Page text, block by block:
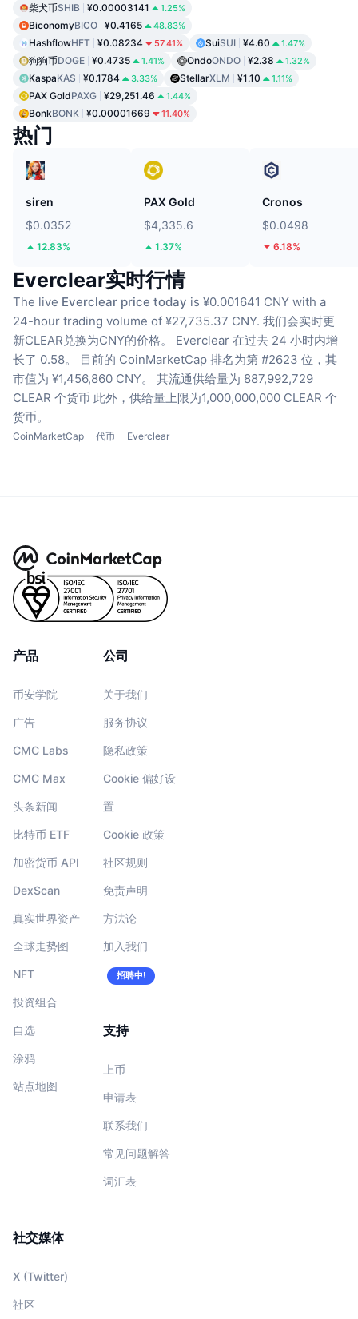
柴犬币SHIB ¥0.00003141 1.25%
BiconomyBICO ¥0.4165 48.83%
HashflowHFT ¥0.08234 57.41% SuiSUI ¥4.60 1.47%
狗狗币DOGE ¥0.4735 1.41% OndoONDO ¥2.38 1.32%
KaspaKAS ¥0.1784 3.33% StellarXLM ¥1.10 1.11%
PAX GoldPAXG ¥29,251.46 1.44%
BonkBONK ¥0.00001669 11.40%
热门
siren
$0.0352
12.83%
PAX Gold
$4,335.6
1.37%
Cronos
$0.0498
6.18%
Everclear实时行情
The live Everclear price today is ¥0.001641 CNY with a
24-hour trading volume of ¥27,735.37 CNY. 我们会实时更
新CLEAR兑换为CNY的价格。
Everclear 在过去 24 小时内增
长了 0.58。
目前的 CoinMarketCap 排名为第 #2623 位，其
市值为 ¥1,456,860 CNY。
其流通供给量为 887,992,729
CLEAR 个货币 此外，供给量上限为1,000,000,000 CLEAR 个
货币。
CoinMarketCap 代币 Everclear
产品
币安学院
广告
CMC Labs
CMC Max
头条新闻
比特币 ETF
加密货币 API
DexScan
真实世界资产
全球走势图
NFT
投资组合
自选
涂鸦
站点地图
公司
关于我们
服务协议
隐私政策
Cookie 偏好设
置
Cookie 政策
社区规则
免责声明
方法论
加入我们
招聘中!
支持
上币
申请表
联系我们
常见问题解答
词汇表
社交媒体
X (Twitter)
社区